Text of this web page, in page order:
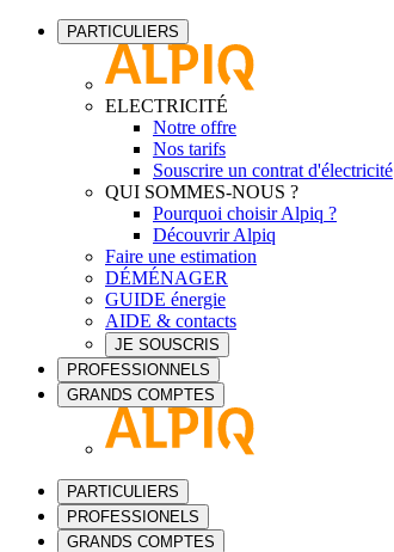
PARTICULIERS
ELECTRICITÉ
Notre offre
Nos tarifs
Souscrire un contrat d'électricité
QUI SOMMES-NOUS ?
Pourquoi choisir Alpiq ?
Découvrir Alpiq
Faire une estimation
DÉMÉNAGER
GUIDE énergie
AIDE & contacts
JE SOUSCRIS
PROFESSIONNELS
GRANDS COMPTES
PARTICULIERS
PROFESSIONELS
GRANDS COMPTES